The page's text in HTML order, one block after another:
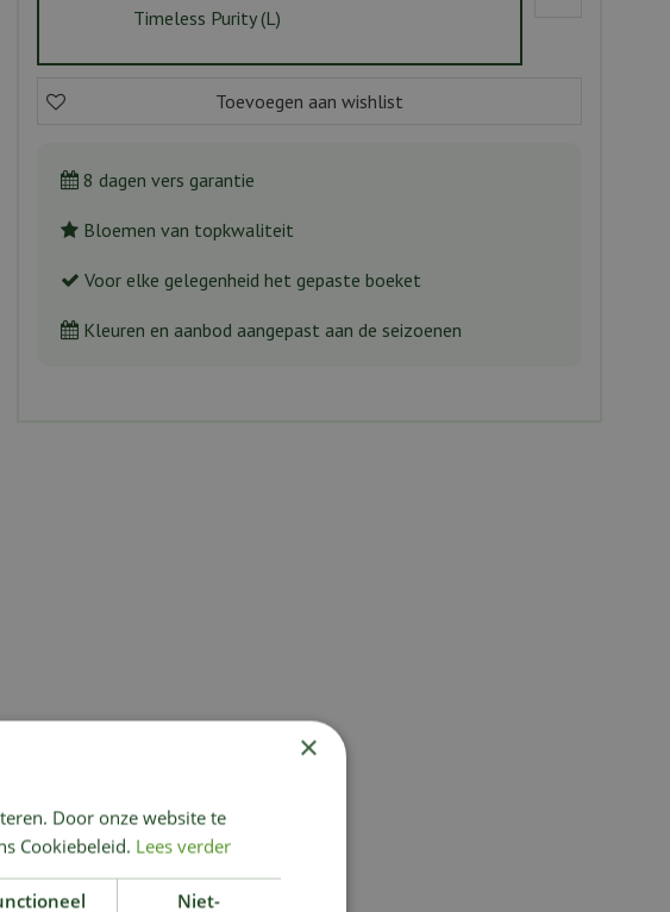
Timeless Purity (L)
8 dagen vers garantie
Bloemen van topkwaliteit
Voor elke gelegenheid het gepaste boeket
Kleuren en aanbod aangepast aan de seizoenen
×
Door onze website te
Cookiebeleid. Lees verder
Niet-